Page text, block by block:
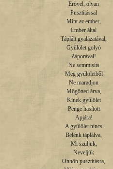
Erővel, olyan
Pusztítással
Mint az ember,
Ember által
Táplált gyalázatával,
Gyűlölet golyó
Záporával!
Ne semmisíts
Meg gyűlöletből
Ne maradjon
Mögötted árva,
Kinek gyűlölet
Penge hasított
Apjára!
A gyűlölet nincs
Belénk táplálva,
Mi szüljük,
Neveljük
Önnön pusztításra,